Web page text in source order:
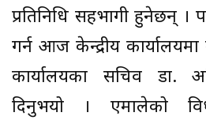
प्रतिनिधि सहभागी हुनेछन् ।
गर्न आज केन्द्रीय
कार्यालयका सचिव डा.
दिनुभयो । एमालेको